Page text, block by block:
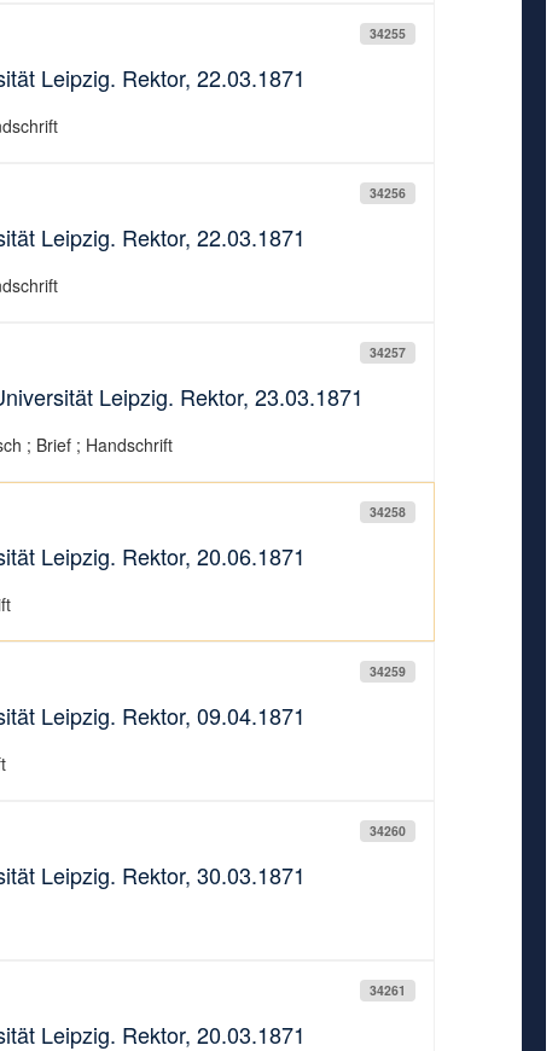
34255
Leipzig. Rektor, 22.03.1871
34256
Leipzig. Rektor, 22.03.1871
34257
Leipzig. Rektor, 23.03.1871
; Brief ; Handschrift
34258
Leipzig. Rektor, 20.06.1871
34259
Leipzig. Rektor, 09.04.1871
34260
Leipzig. Rektor, 30.03.1871
34261
Leipzig. Rektor, 20.03.1871